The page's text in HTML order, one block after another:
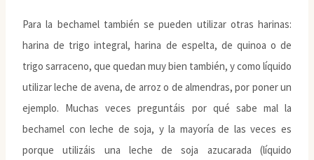
Para la bechamel también se pueden utilizar otras harinas:
harina de trigo integral, harina de espelta, de quinoa o de
trigo sarraceno, que quedan muy bien también, y como líquido
utilizar leche de avena, de arroz o de almendras, por poner un
ejemplo. Muchas veces preguntáis por qué sabe mal la
bechamel con leche de soja, y la mayoría de las veces es
porque utilizáis una leche de soja azucarada (líquido